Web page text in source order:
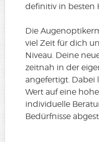
definitiv in besten
Die
viel Zeit für dich
Niveau. Deine
zeitnah in der
angefertigt. Dabei
Wert auf eine
individuelle
Bedürfnisse